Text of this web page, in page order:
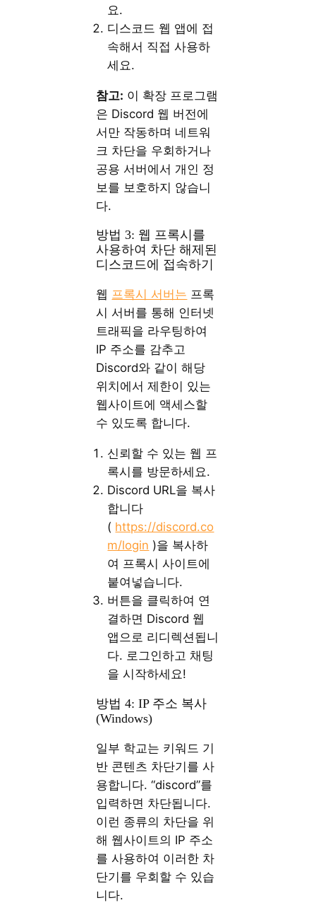
요.
디스코드 웹 앱에 접
속해서 직접 사용하
세요.
참고: 이 확장 프로그램
은 Discord 웹 버전에
서만 작동하며 네트워
크 차단을 우회하거나
공용 서버에서 개인 정
보를 보호하지 않습니
다.
방법 3: 웹 프록시를
사용하여 차단 해제된
디스코드에 접속하기
웹 프록시 서버는 프록
시 서버를 통해 인터넷
트래픽을 라우팅하여
IP 주소를 감추고
Discord와 같이 해당
위치에서 제한이 있는
웹사이트에 액세스할
수 있도록 합니다.
신뢰할 수 있는 웹 프
록시를 방문하세요.
Discord URL을 복사
합니다
( https://discord.co
m/login )을 복사하
여 프록시 사이트에
붙여넣습니다.
버튼을 클릭하여 연
결하면 Discord 웹
앱으로 리디렉션됩니
다. 로그인하고 채팅
을 시작하세요!
방법 4: IP 주소 복사
(Windows)
일부 학교는 키워드 기
반 콘텐츠 차단기를 사
용합니다. “discord”를
입력하면 차단됩니다.
이런 종류의 차단을 위
해 웹사이트의 IP 주소
를 사용하여 이러한 차
단기를 우회할 수 있습
니다.